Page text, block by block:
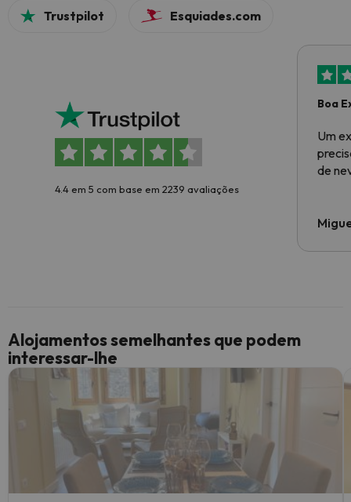
Trustpilot Esquiades.com
4.4 em 5 com base em 2239 avaliações
Boa
Um
de
Alojamentos semelhantes que podem
interessar-lhe